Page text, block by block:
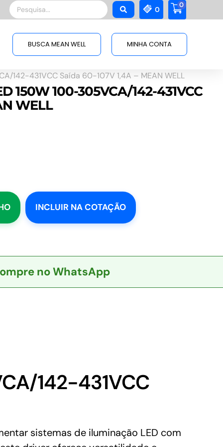
Pesquisar
...
0
0
BUSCA MEAN WELL MINHA CONTA
142-431VCC Saída 60-107V 1,4A – MEAN WELL
150W 100-305VCA/142-431VCC
WELL
INCLUIR NA COTAÇÃO
no WhatsApp
142-431VCC
sistemas de iluminação LED com